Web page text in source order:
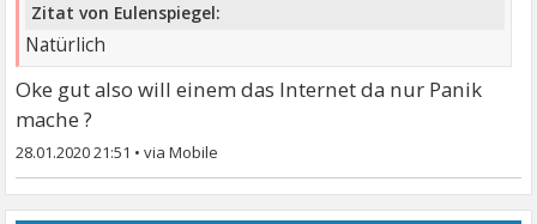
Zitat von Eulenspiegel:
Natürlich
Oke gut also will einem das Internet da nur Panik
mache ?
28.01.2020 21:51 •